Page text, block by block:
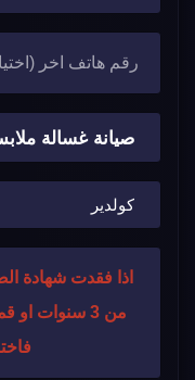
اذا فقدت شهادة
من 3 سنوات